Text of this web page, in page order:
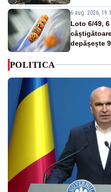
6 aug. 2026,
Loto 6/49,
depășește
POLITICA